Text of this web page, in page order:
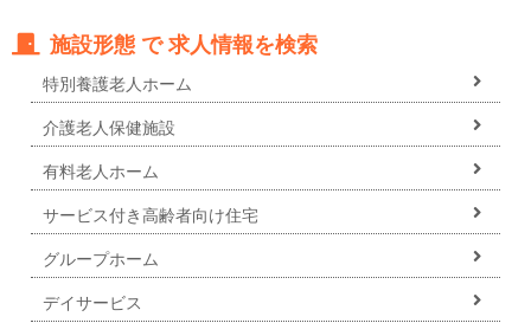
施設形態 で 求人情報を検索
特別養護老人ホーム
介護老人保健施設
有料老人ホーム
サービス付き高齢者向け住宅
グループホーム
デイサービス